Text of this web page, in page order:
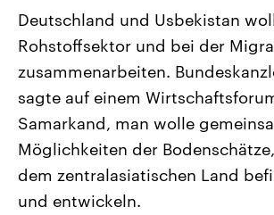
2026
Alle Informationen
Sachsen-Anhalt wählt am 6.
September 2026 einen neuen
Landtag. Seit 2021 wird das
Bundesland von einer Koalition aus
CDU, SPD und FDP regiert.-
Umfragen, Prognosen,
und Hintergründe zu den Parteien
und Kandidaten der anstehenden
Wahl.
den
mit
Sendungen Programm
Deutschland und Usbekistan
Rohstoffsektor und bei der
zusammenarbeiten.
sagte auf einem
Samarkand, man wolle
Möglichkeiten der
dem zentralasiatischen Land
und entwickeln.